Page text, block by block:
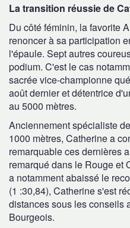
La transition réussie de
Du côté féminin, la favorite
renoncer à sa participation
l'épaule. Sept autres
podium. C'est le cas
sacrée vice-championne
août dernier et détentrice
au 5000 mètres.
Anciennement spécialiste
1000 mètres, Catherine a
remarquable ces dernières
remarqué dans le Rouge et
a notamment abaissé le
(1 :30,84), Catherine s'est
distances sous les conseils
Bourgeois.